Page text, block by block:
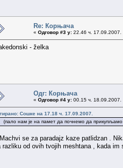
Re: Корњача
« Одговор #3 у: 22.46 ч. 17.09.2007.
- želka
Одг: Корњача
« Одговор #4 у: 00.15 ч. 18.09.2007.
Сошке на 17.18 ч. 17.09.2007.
нам је на памет да почнемо да прикупљамо
se za paradajz kaze patlidzan .
razliku od ovih tvojih meshtana , kada